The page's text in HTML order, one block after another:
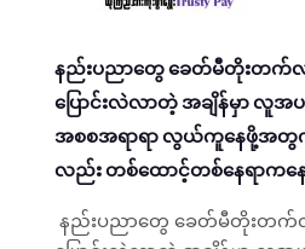
နည်းပညာတွေ ခေတ်မီတိုးတက်လာ
ပြောင်းလဲလာတဲ့ အချိန်မှာ လူအ
အစစအရာရာ လွယ်ကူနေဖို့အတွ
လည်း တစ်ထောင့်တစ်နေရာကနေ
နည်းပညာတွေ ခေတ်မီတိုးတက်လ